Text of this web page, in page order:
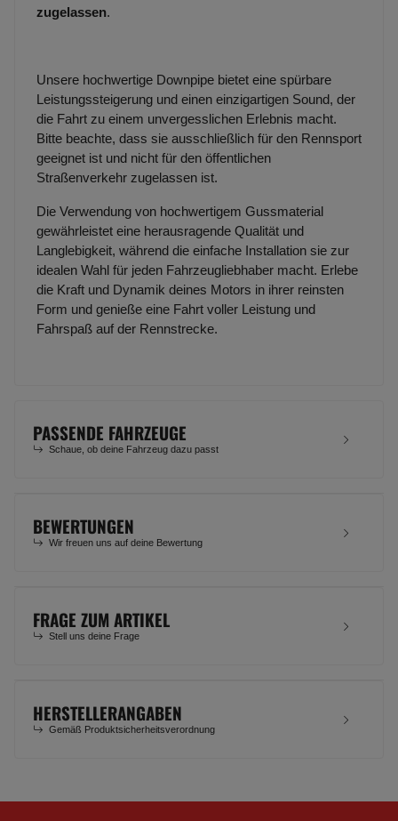
zugelassen.
Unsere hochwertige Downpipe bietet eine spürbare
Leistungssteigerung und einen einzigartigen Sound, der
die Fahrt zu einem unvergesslichen Erlebnis macht.
Bitte beachte, dass sie ausschließlich für den Rennsport
geeignet ist und nicht für den öffentlichen
Straßenverkehr zugelassen ist.
Die Verwendung von hochwertigem Gussmaterial
gewährleistet eine herausragende Qualität und
Langlebigkeit, während die einfache Installation sie zur
idealen Wahl für jeden Fahrzeugliebhaber macht. Erlebe
die Kraft und Dynamik deines Motors in ihrer reinsten
Form und genieße eine Fahrt voller Leistung und
Fahrspaß auf der Rennstrecke.
PASSENDE FAHRZEUGE
Schaue, ob deine Fahrzeug dazu passt
BEWERTUNGEN
Wir freuen uns auf deine Bewertung
FRAGE ZUM ARTIKEL
Stell uns deine Frage
HERSTELLERANGABEN
Gemäß Produktsicherheitsverordnung